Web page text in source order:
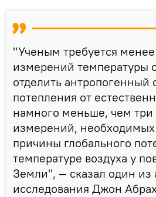
"Ученым требуется
измерений температуры
отделить антропогенный
потепления от
намного меньше, чем три
измерений,
причины глобального
температуре воздуха у
Земли", — сказал один из
исследования Джон